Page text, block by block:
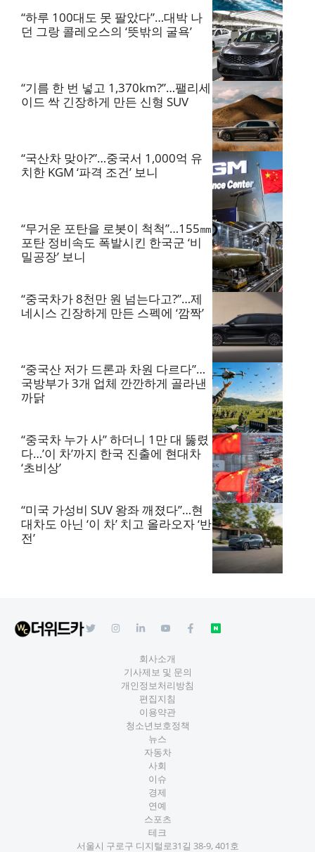
“하루 100대도 못 팔았다”…대박 나
던 그랑 콜레오스의 ‘뜻밖의 굴욕’
“기름 한 번 넣고 1,370km?”…팰리세
이드 싹 긴장하게 만든 신형 SUV
“국산차 맞아?”…중국서 1,000억 유
치한 KGM ‘파격 조건’ 보니
“무거운 포탄을 로봇이 척척”…155㎜
포탄 정비속도 폭발시킨 한국군 ‘비
밀공장’ 보니
“중국차가 8천만 원 넘는다고?”…제
네시스 긴장하게 만든 스펙에 ‘깜짝’
“중국산 저가 드론과 차원 다르다”…
국방부가 3개 업체 깐깐하게 골라낸
까닭
“중국차 누가 사” 하더니 1만 대 뚫렸
다…’이 차’까지 한국 진출에 현대차
‘초비상’
“미국 가성비 SUV 왕좌 깨졌다”…현
대차도 아닌 ‘이 차’ 치고 올라오자 ‘반
전’
회사소개
기사제보 및 문의
개인정보처리방침
편집지침
이용약관
청소년보호정책
뉴스
자동차
사회
이슈
경제
연예
스포츠
테크
서울시 구로구 디지털로31길 38-9, 401호